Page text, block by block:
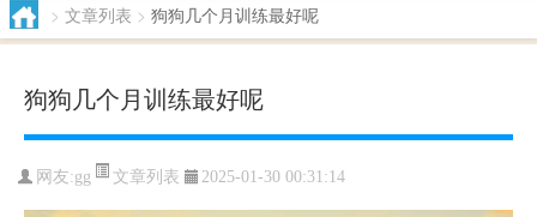
> 文章列表 > 狗狗几个月训练最好呢
狗狗几个月训练最好呢
网友:gg 文章列表 2025-01-30 00:31:14